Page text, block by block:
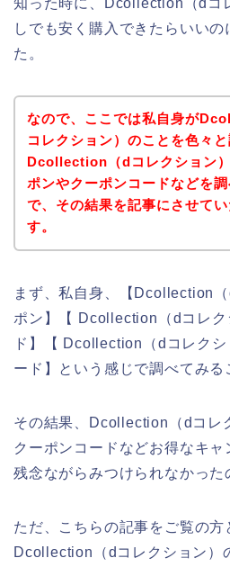
しでも安く購入できたらいい
た。
なので、ここでは私自身が
コレクション）のことを色々と
Dcollection（dコレクション
ポンやクーポンコードなどを
で、その結果を記事にさせてい
す。
まず、私自身、【Dcollection
ポン】【 Dcollection（dコレ
ド】【 Dcollection（dコレク
ード】という感じで調べてみる
その結果、Dcollection（dコレ
クーポンコードなどお得なキ
残念ながらみつけられなかった
ただ、こちらの記事をご覧の方
Dcollection（dコレクション）